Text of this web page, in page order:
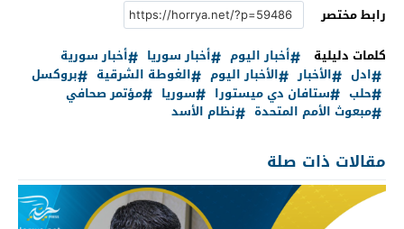
رابط مختصر
كلمات دليلية
أخبار اليوم أخبار سوريا
أخبار سورية
ادل
الأخبار الأخبار اليوم الغوطة الشرقية
بروكسل
حلب
ستافان دي ميستورا سوريا
مؤتمر صحافي
مبعوث الأمم المتحدة
نظام الأسد
مقالات ذات صلة